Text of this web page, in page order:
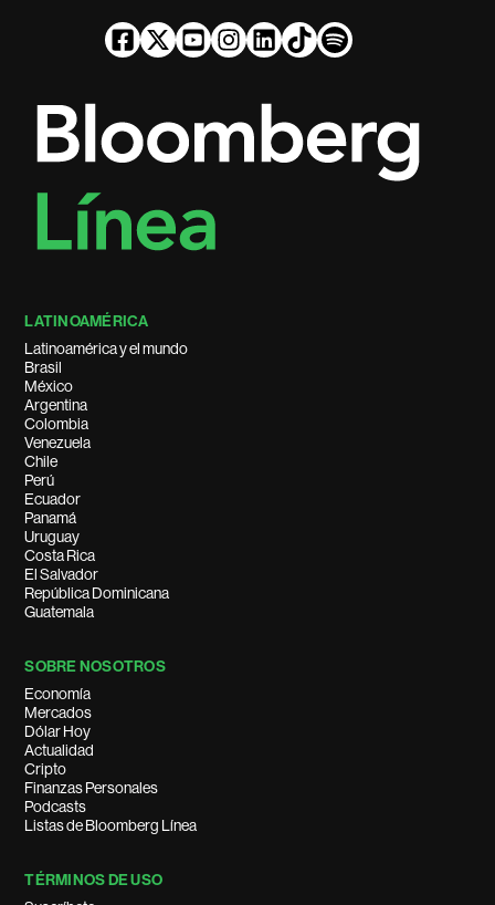
LATINOAMÉRICA
Latinoamérica y el mundo
Brasil
México
Argentina
Colombia
Venezuela
Chile
Perú
Ecuador
Panamá
Uruguay
Costa Rica
El Salvador
República Dominicana
Guatemala
SOBRE NOSOTROS
Economía
Mercados
Dólar Hoy
Actualidad
Cripto
Finanzas Personales
Podcasts
Listas de Bloomberg Línea
TÉRMINOS DE USO